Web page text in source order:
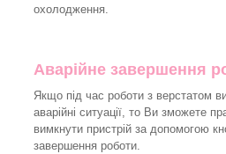
охолодження.
Аварійне завершення
Якщо під час роботи з верстатом
аварійні ситуації, то Ви зможете
вимкнути пристрій за допомогою
завершення роботи.